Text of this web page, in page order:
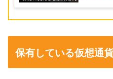
保有している仮想通